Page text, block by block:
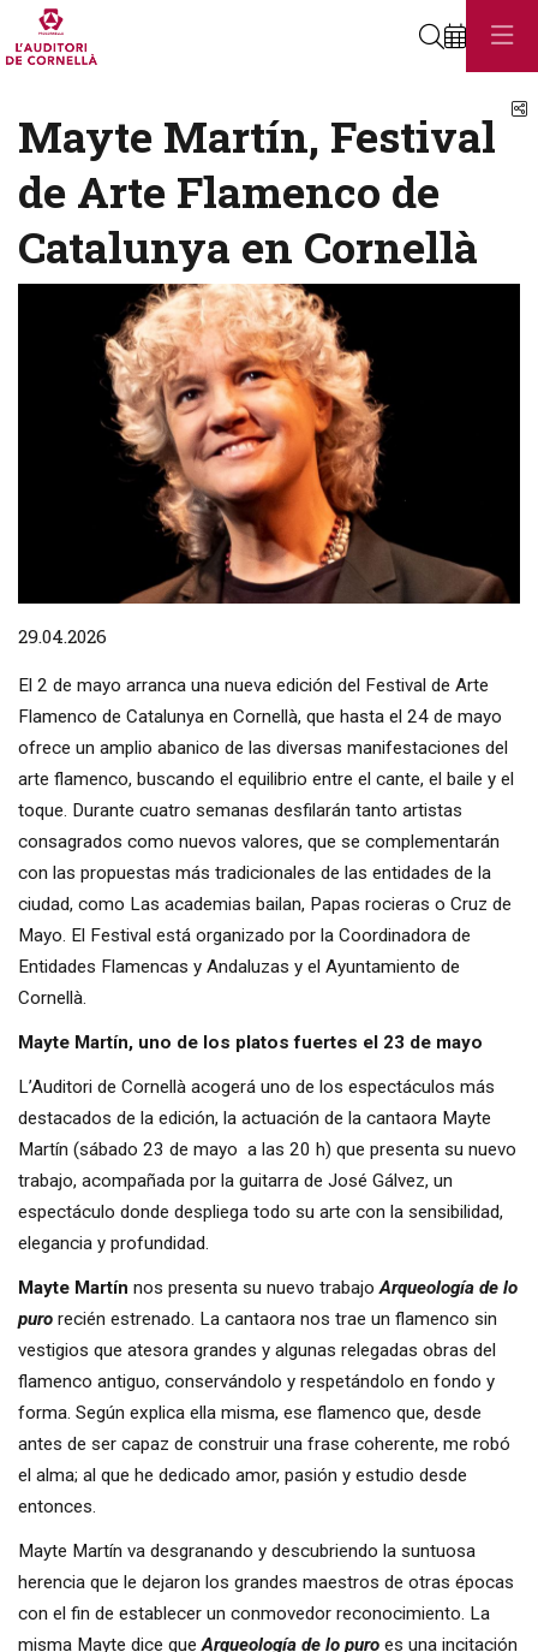
Buscar
Mayte Martín, Festival
de Arte Flamenco de
Catalunya en Cornellà
29.04.2026
El 2 de mayo arranca una nueva edición del Festival de Arte
Flamenco de Catalunya en Cornellà, que hasta el 24 de mayo
ofrece un amplio abanico de las diversas manifestaciones del
arte flamenco, buscando el equilibrio entre el cante, el baile y el
toque. Durante cuatro semanas desfilarán tanto artistas
consagrados como nuevos valores, que se complementarán
con las propuestas más tradicionales de las entidades de la
ciudad, como Las academias bailan, Papas rocieras o Cruz de
Mayo. El Festival está organizado por la Coordinadora de
Entidades Flamencas y Andaluzas y el Ayuntamiento de
Cornellà.
Mayte Martín, uno de los platos fuertes el 23 de mayo
L’Auditori de Cornellà acogerá uno de los espectáculos más
destacados de la edición, la actuación de la cantaora Mayte
Martín (sábado 23 de mayo a las 20 h) que presenta su nuevo
trabajo, acompañada por la guitarra de José Gálvez, un
espectáculo donde despliega todo su arte con la sensibilidad,
elegancia y profundidad.
Mayte Martín nos presenta su nuevo trabajoArqueología de lo
puro recién estrenado. La cantaora nos trae un flamenco sin
vestigios que atesora grandes y algunas relegadas obras del
flamenco antiguo, conservándolo y respetándolo en fondo y
forma. Según explica ella misma, ese flamenco que, desde
antes de ser capaz de construir una frase coherente, me robó
el alma; al que he dedicado amor, pasión y estudio desde
entonces.
Mayte Martín va desgranando y descubriendo la suntuosa
herencia que le dejaron los grandes maestros de otras épocas
con el fin de establecer un conmovedor reconocimiento. La
misma Mayte dice queArqueología de lo puro es una incitación